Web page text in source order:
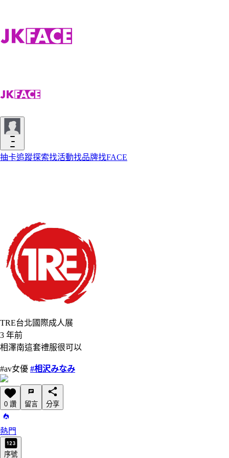
抽卡追蹤探索找活動找品牌找FACE
TRE台北國際成人展
3 年前
相澤南這套禮服很可以
#av女優 #相沢みなみ
0 讚 留言 分享
熱門
序號